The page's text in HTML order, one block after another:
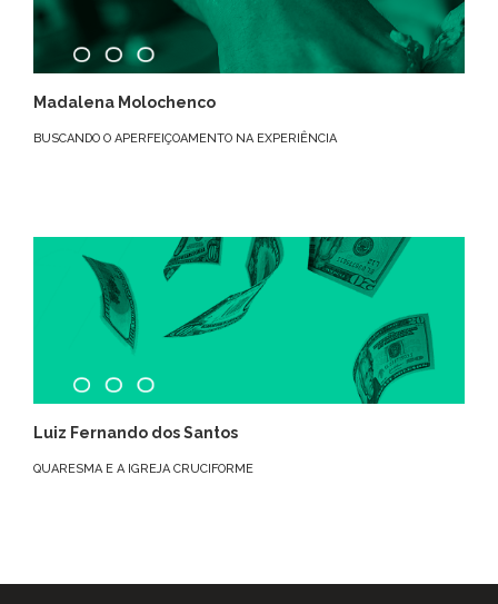
Madalena Molochenco
BUSCANDO O APERFEIÇOAMENTO NA EXPERIÊNCIA
Luiz Fernando dos Santos
QUARESMA E A IGREJA CRUCIFORME